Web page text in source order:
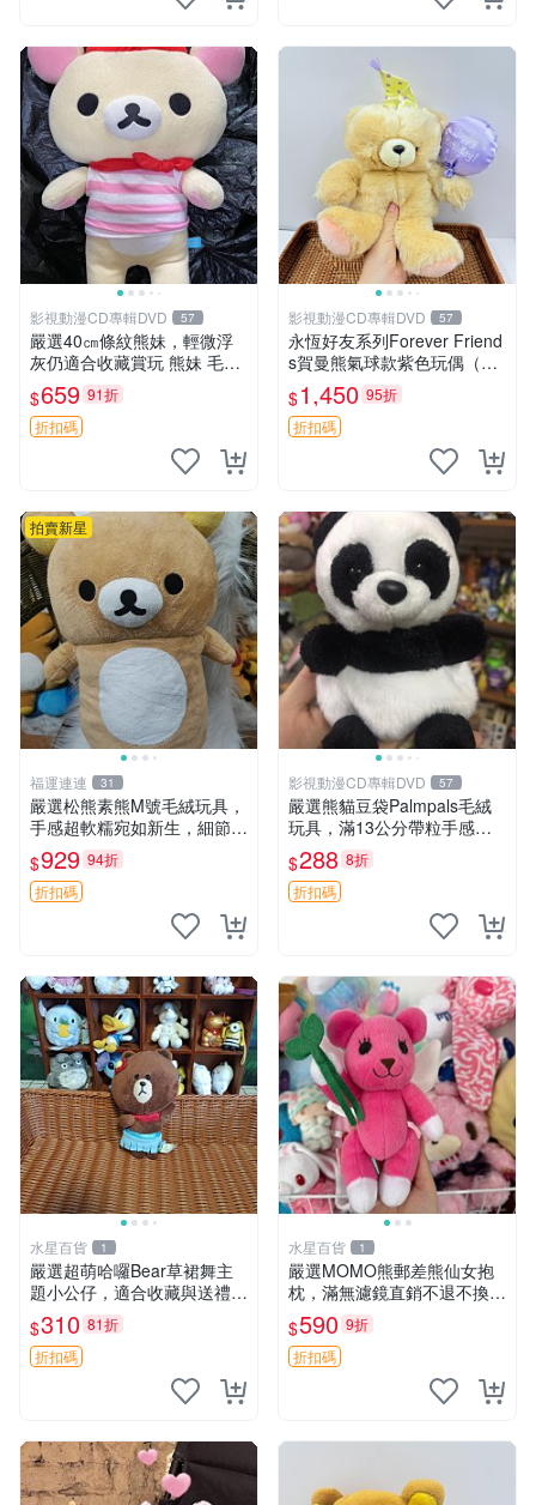
影視動漫CD專輯DVD 57
嚴選40㎝條紋熊妹，輕微浮
灰仍適合收藏賞玩 熊妹 毛絨
玩具 浮雕熊
$659 91折
折扣碼
影視動漫CD專輯DVD 57
永恆好友系列Forever Friend
s賀曼熊氣球款紫色玩偶（鼻
子稍有磨損） 中古玩具 氣球
熊 玩偶
$1,450 95折
折扣碼
拍賣新星
福運連連 31
嚴選松熊素熊M號毛絨玩具，
手感超軟糯宛如新生，細節精
緻完美無瑕，推薦送禮或珍
藏，中古狀態保養得宜。 松
熊 素熊 毛絨doll
$929 94折
折扣碼
影視動漫CD專輯DVD 57
嚴選熊貓豆袋Palmpals毛絨
玩具，滿13公分帶粒手感極
佳，電影主題周邊推薦 熊貓
Palmpals 毛絨玩具 豆袋 劇場
版周邊
$288 8折
折扣碼
水星百貨 1
嚴選超萌哈囉Bear草裙舞主
題小公仔，適合收藏與送禮 1
00 克 哈囉Bear 草裙舞
$310 81折
折扣碼
水星百貨 1
嚴選MOMO熊郵差熊仙女抱
枕，滿無濾鏡直銷不退不換
經典造型可愛必備 紅薯啵啵
間抱枕 抱枕 時尚
$590 9折
折扣碼